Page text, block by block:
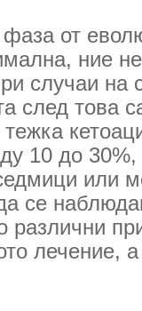
от
ние
случаи на
след това
10 до
или
се
различни
лечение,